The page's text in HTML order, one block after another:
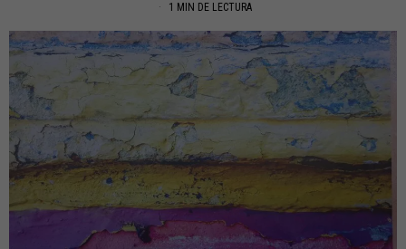
1 MIN DE LECTURA